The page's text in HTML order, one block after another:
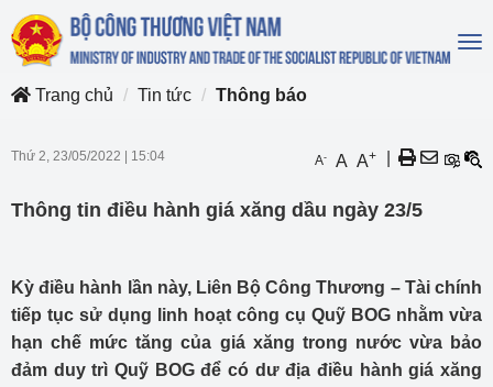
Trang chủ
Tin tức Thông báo
Thứ 2, 23/05/2022 15:04 A- A A+
Thông tin điều hành giá xăng dầu ngày 23/5
Kỳ điều hành lần này, Liên Bộ Công Thương – Tài chính
tiếp tục sử dụng linh hoạt công cụ Quỹ BOG nhằm vừa
hạn chế mức tăng của giá xăng trong nước vừa bảo
đảm duy trì Quỹ BOG để có dư địa điều hành giá xăng